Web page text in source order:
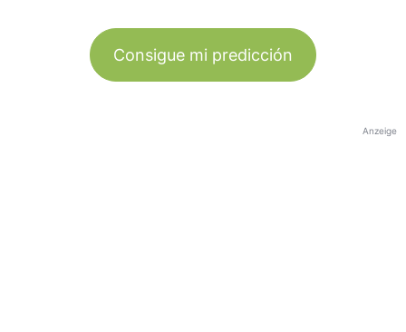
Consigue mi predicción
Anzeige